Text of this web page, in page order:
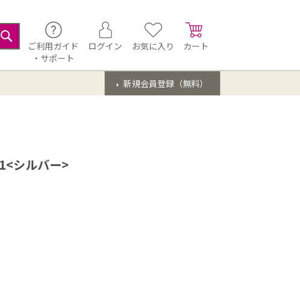
検
ご利用ガイド
・サポート
ログイン お気に入り カート
新規会員登録（無料）
シルバー>